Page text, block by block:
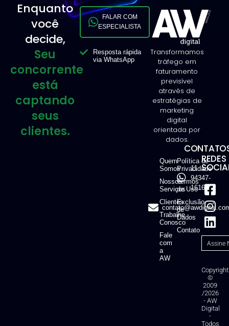
Enquanto
você
decide,
Seu
concorrente
está
captando
seus
clientes.
FALAR COM
ESPECIALISTA
Resposta rápida
via WhatsApp
Transformamos
tráfego em
faturamento
previsível
através de
estratégias de
marketing
digital
orientada por
dados.
Quem
Somos
Nossos
Serviços
Clientes
Trabalhe
Conosco
Fale
com
a
AW
Política de
Privacidade
Termos
de Uso
Exclusão
de
Dados
Contato
11
94347-
1616
REDES
Copyright
©
2009
/2026
- AW
Digital
-
Todos